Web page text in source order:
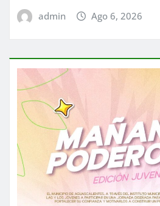
admin Ago 6, 2026